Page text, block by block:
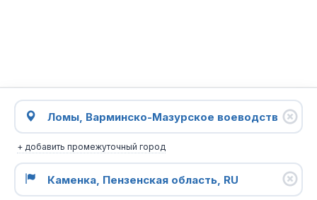
+ добавить промежуточный город